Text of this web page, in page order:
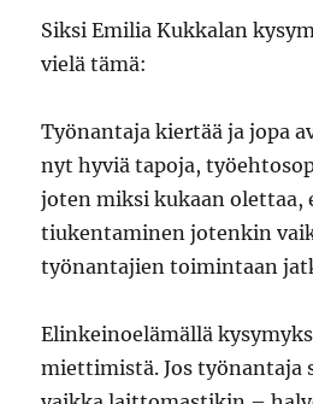
Siksi Emilia Kukkalan
vielä tämä:
Työnantaja kiertää ja jopa
nyt hyviä tapoja,
joten miksi kukaan olettaa,
tiukentaminen jotenkin
työnantajien toimintaan
Elinkeinoelämällä
miettimistä. Jos työnantaja